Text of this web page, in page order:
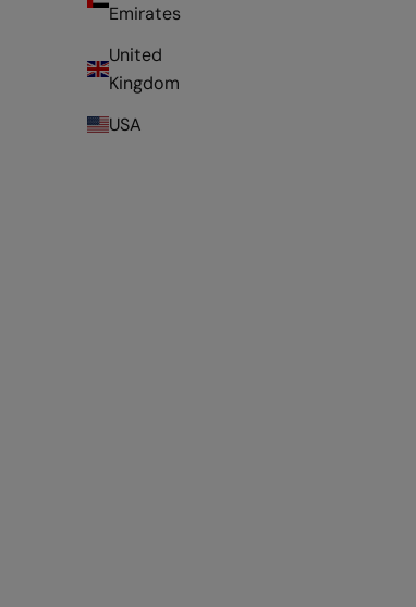
Emirates
United
Kingdom
USA